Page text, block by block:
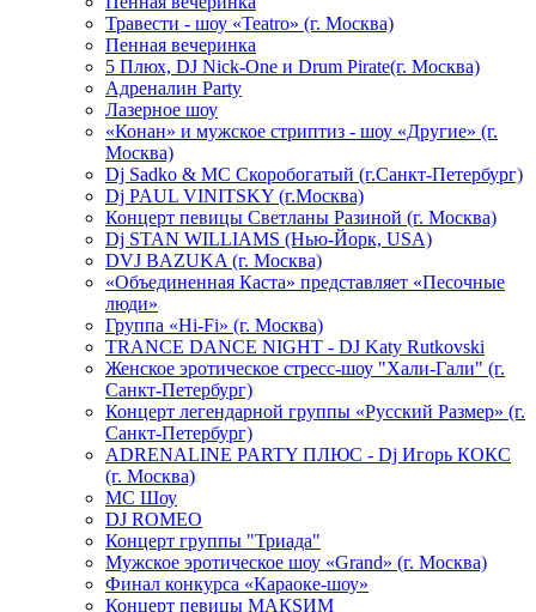
Травести - шоу «Teatro» (г. Москва)
Пенная вечеринка
5 Плюх, DJ Nick-One и Drum Pirate(г. Москва)
Адреналин Party
Лазерное шоу
«Конан» и мужское стриптиз - шоу «Другие» (г.
Москва)
Dj Sadko & МС Скоробогатый (г.Санкт-Петербург)
Dj PAUL VINITSKY (г.Москва)
Концерт певицы Светланы Разиной (г. Москва)
Dj STAN WILLIAMS (Нью-Йорк, USA)
DVJ BAZUKA (г. Москва)
«Объединенная Каста» представляет «Песочные
люди»
Группа «Hi-Fi» (г. Москва)
TRANCE DANCE NIGHT - DJ Katy Rutkovski
Женское эротическое стресс-шоу "Хали-Гали" (г.
Санкт-Петербург)
Концерт легендарной группы «Русский Размер» (г.
Санкт-Петербург)
ADRENALINE PARTY ПЛЮС - Dj Игорь КОКС
(г. Москва)
MC Шоу
DJ ROMEO
Концерт группы "Триада"
Мужское эротическое шоу «Grand» (г. Москва)
Финал конкурса «Караоке-шоу»
Концерт певицы МАКSИМ